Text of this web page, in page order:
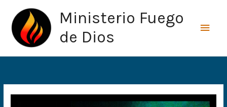
contenido
Ministerio Fuego
de Dios